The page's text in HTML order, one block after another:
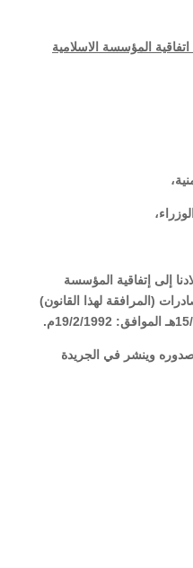
المؤسسة الاسلامية
إلى إتفاقية المؤسسة
(المرافقة لهذا القانون)
صدوره وينشر في الجريدة